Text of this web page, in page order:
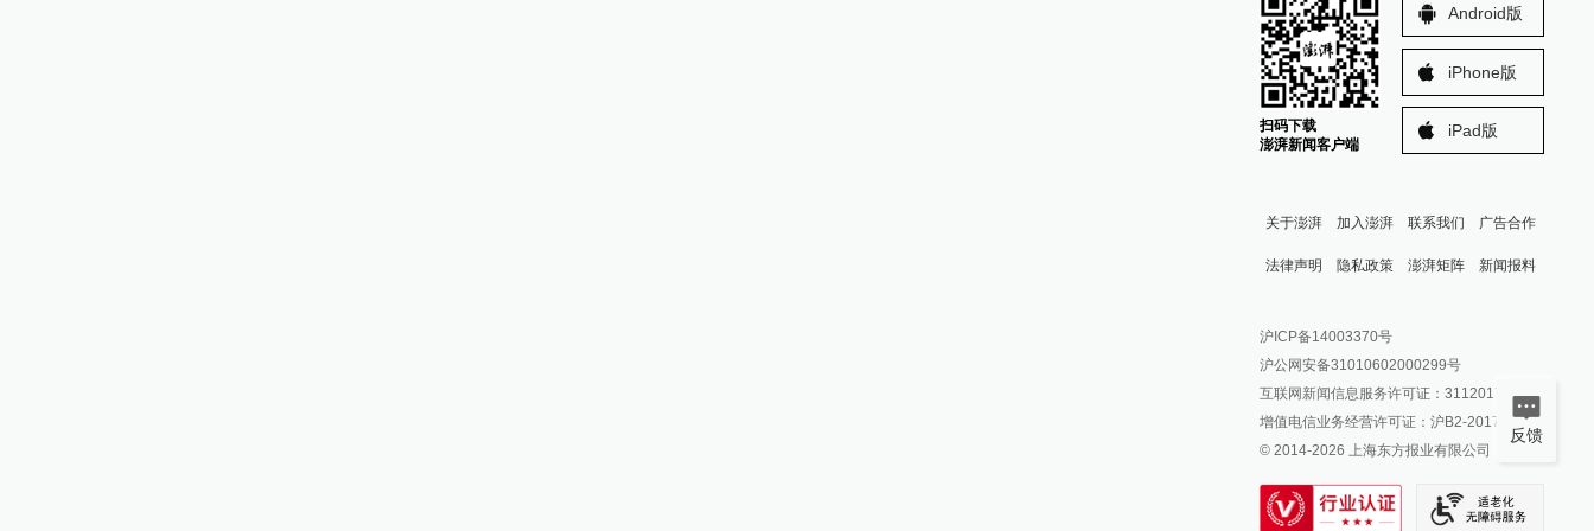
扫码下载
澎湃新闻客户端
Android版
iPhone版
iPad版
关于澎湃 加入澎湃 联系我们 广告合作
法律声明 隐私政策 澎湃矩阵
澎湃新闻公众号
澎湃新闻抖音号
派生万物开放平台
IP SHANGHAI
SIXTH TONE
新闻报料
报料邮箱: news@thepaper.cn
沪ICP备14003370号
沪公网安备31010602000299号
互联网新闻信息服务许可证：31120170006
增值电信业务经营许可证：沪B2-2017116
© 2014-2026 上海东方报业有限公司
反馈